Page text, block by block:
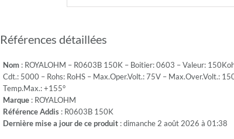
5%
-
Emb.:
5000
Références détaillées
Nom : ROYALOHM – R0603B 150K – Boitier: 0603 – Valeur:
Cdt.: 5000 – Rohs: RoHS – Max.Oper.Volt.: 75V – Max.Over.Volt.:
Temp.Max.: +155°
Marque : ROYALOHM
Référence Addis : R0603B 150K
Dernière mise a jour de ce produit : dimanche 2 août 2026 à 01:38